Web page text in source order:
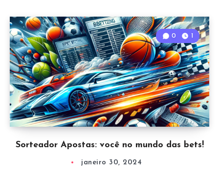
Sorteador Apostas: você no mundo das bets!
0 1
janeiro 30, 2024